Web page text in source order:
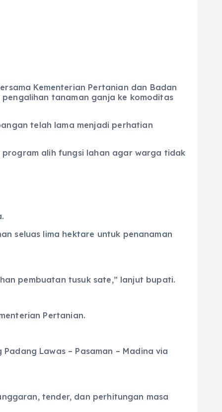
Kementerian Pertanian dan Badan
tanaman ganja ke komoditas
telah lama menjadi perhatian
program alih fungsi lahan agar warga tidak
seluas lima hektare untuk penanaman
pembuatan tusuk sate,” lanjut bupati.
Pertanian.
Lawas – Pasaman – Madina via
tender, dan perhitungan masa